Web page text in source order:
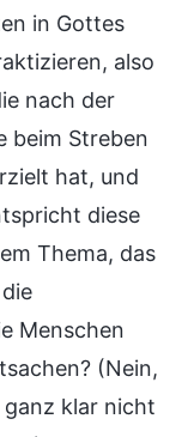
in Gottes
also
nach der
beim Streben
hat, und
diese
Thema, das
Menschen
(Nein,
klar nicht